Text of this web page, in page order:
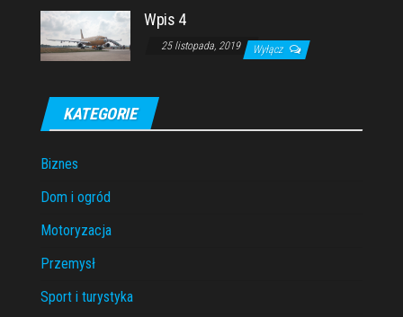
Wpis 4
25 listopada, 2019 Wyłącz
KATEGORIE
Biznes
Dom i ogród
Motoryzacja
Przemysł
Sport i turystyka